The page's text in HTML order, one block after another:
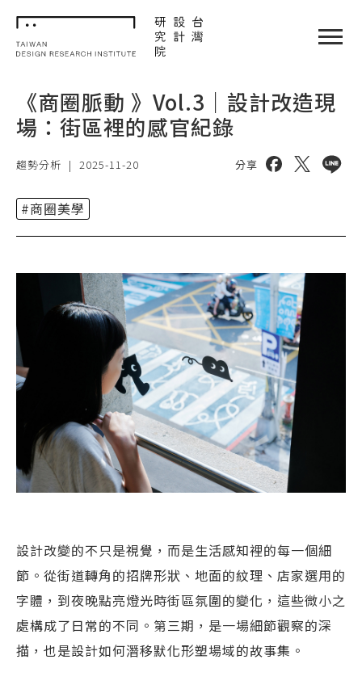
TDRI
單
《商圈脈動 》Vol.3｜設計改造現
場：街區裡的感官紀錄
趨勢分析 | 2025-11-20 分享 分享到分享到
分享
#商圈美學
設計改變的不只是視覺，而是生活感知裡的每一個細
節。從街道轉角的招牌形狀、地面的紋理、店家選用的
字體，到夜晚點亮燈光時街區氛圍的變化，這些微小之
處構成了日常的不同。第三期，是一場細節觀察的深
描，也是設計如何潛移默化形塑場域的故事集。